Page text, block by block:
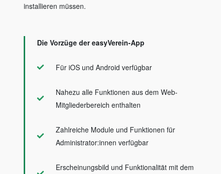
installieren müssen.
Die Vorzüge der easyVerein-App
Für iOS und Android verfügbar
Nahezu alle Funktionen aus dem Web-
Mitgliederbereich enthalten
Zahlreiche Module und Funktionen für
Administrator:innen verfügbar
Erscheinungsbild und Funktionalität mit dem